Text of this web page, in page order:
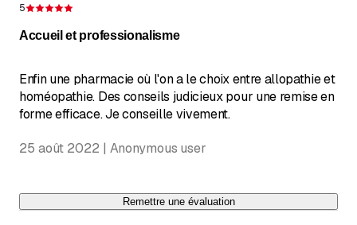
5
Accueil et professionalisme
Enfin une pharmacie où l'on a le choix entre allopathie et
homéopathie. Des conseils judicieux pour une remise en
forme efficace. Je conseille vivement.
25 août 2022 | Anonymous user
Remettre une évaluation